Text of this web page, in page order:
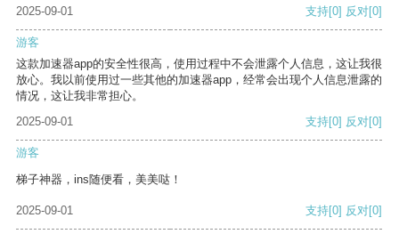
2025-09-01
支持[0] 反对[0]
游客
这款加速器app的安全性很高，使用过程中不会泄露个人信息，这让我很
放心。我以前使用过一些其他的加速器app，经常会出现个人信息泄露的
情况，这让我非常担心。
2025-09-01
支持[0] 反对[0]
游客
梯子神器，ins随便看，美美哒！
2025-09-01 支持[0] 反对[0]